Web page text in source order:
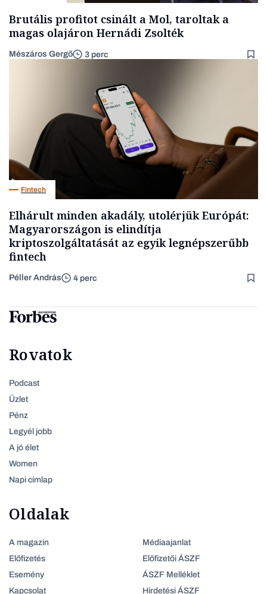
Brutális profitot csinált a Mol, taroltak a
magas olajáron Hernádi Zsolték
Mészáros Gergő 3 perc
Fintech
Elhárult minden akadály, utolérjük Európát:
Magyarországon is elindítja
kriptoszolgáltatását az egyik legnépszerűbb
fintech
Péller András 4 perc
Rovatok
Podcast
Üzlet
Pénz
Legyél jobb
A jó élet
Women
Napi címlap
Oldalak
A magazin
Előfizetés
Esemény
Kapcsolat
Médiaajanlat
Előfizetői ÁSZF
ÁSZF Melléklet
Hirdetési ÁSZF